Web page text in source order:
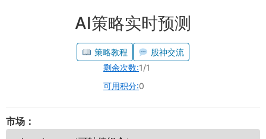
AI策略实时预测
策略教程
股神交流
剩余次数:1/1
可用积分:0
市场：